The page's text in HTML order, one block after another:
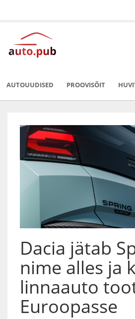
AUTOUUDISED PROOVISÕIT
Dacia jätab
nime alles ja
linnaauto
Euroopasse